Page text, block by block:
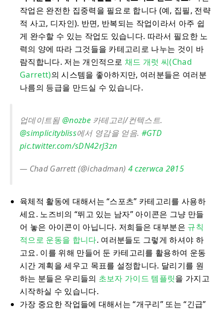
작업은 완전한 집중력을 필요로 합니다 (예, 집필, 전략
적 사고, 디자인). 반면, 반복되는 작업이라서 아주 쉽
게 완수할 수 있는 작업도 있습니다. 따라서 필요한 노
력의 양에 따라 그것들을 카테고리로 나누는 것이 바
람직합니다. 저는 개인적으로채드 개럿 씨(Chad
Garrett)의 시스템을 좋아하지만, 여러분들은 여러분
나름의 등급을 만드실 수 있습니다.
업데이트됨@nozbe카테고리/컨텍스트.
@simplicitybliss에서 영감을 얻음. #GTD
pic.twitter.com/sDN42rJ3zn
— Chad Garrett (@ichadman) 4 czerwca 2015
육체적 활동에 대해서는 “스포츠” 카테고리를 사용하
세요. 노즈비의 “뛰고 있는 남자” 아이콘은 그냥 만들
어 놓은 아이콘이 아닙니다. 저희들은 대부분은 규칙
적으로 운동을 합니다. 여러분들도 그렇게 하셔야 하
고요. 이를 위해 만들어 둔 카테고리를 활용하여 운동
시간 계획을 세우고 목표를 설정합니다. 달리기를 원
하는 분들은 우리들의 초보자 가이드 템플릿을 가지고
시작하실 수 있습니다.
가장 중요한 작업들에 대해서는 “개구리” 또는 “긴급”